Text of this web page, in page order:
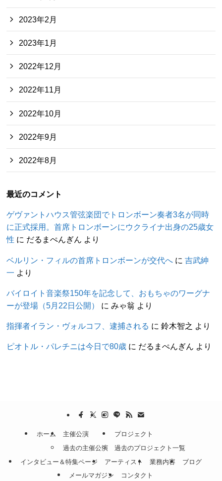
2023年2月
2023年1月
2022年12月
2022年11月
2022年10月
2022年9月
2022年8月
最近のコメント
ゲヴァントハウス管弦楽団でトロンボーン奏者3名が同時
に正式採用。首席トロンボーンにウクライナ出身の25歳女
性 に だるまぺんぎん より
ベルリン・フィルの首席トロンボーンが交代へ に吉武紳
一 より
バイロイト音楽祭150年を記念して、おもちゃのワーグナ
ーが登場（5月22日公開）
にみゃ翁 より
指揮者イラン・ヴォルコフ、逮捕される に鈴木智之 より
ピオトル・パレチニは今日で80歳 に だるまぺんぎん より
ホーム
主催公演
過去の主催公演
プロジェクト
過去のプロジェクト一覧
インタビュー＆特集ページ
アーティスト 業務内容
ブログ
メールマガジン
コンタクト